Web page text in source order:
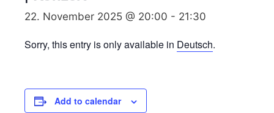
22. November 2025 @ 20:00 - 21:30
Sorry, this entry is only available in Deutsch.
Add to calendar